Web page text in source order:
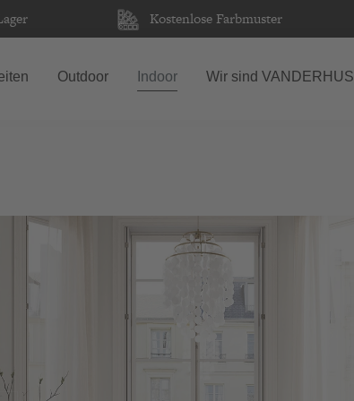
Kostenlose Farbmuster
Outdoor Indoor Wir sind VANDERHUS